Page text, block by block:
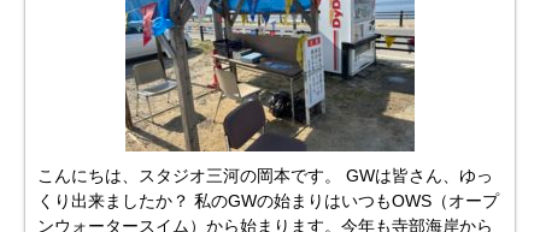
こんにちは、スタジオ三河の岡本です。 GWは皆さん、ゆっ
くり出来ましたか？ 私のGWの始まりはいつもOWS（オープ
ンウォータースイム）から始まります。今年も寺部海岸から